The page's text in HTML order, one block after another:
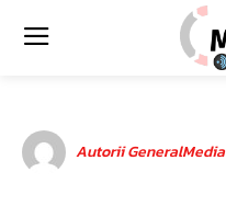
Autorii GeneralMedia